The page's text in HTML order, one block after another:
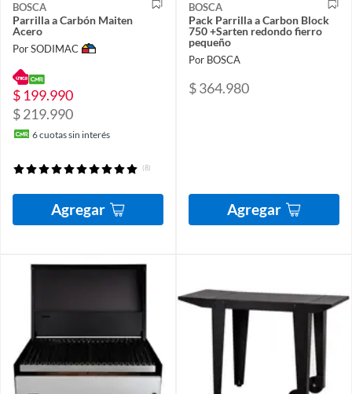
BOSCA
Parrilla a Carbón Maiten
Acero
Por SODIMAC
$ 199.990
$ 219.990
6cuotas sin interés
(8)
Agregar
BOSCA
Pack Parrilla a Carbon Block
750 +Sarten redondo fierro
pequeño
Por BOSCA
$ 364.980
Agregar